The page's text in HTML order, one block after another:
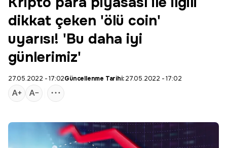
dikkat çeken 'ölü coin'
uyarısı! 'Bu daha iyi
günlerimiz'
27.05.2022 - 17:02Güncellenme Tarihi:27.05.2022 - 17:02